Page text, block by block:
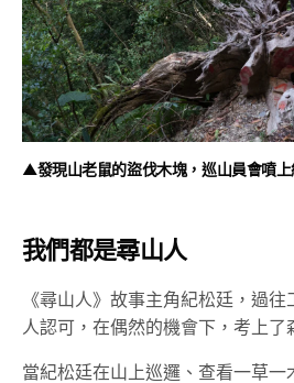
▲發現山老鼠的盜伐木塊，巡山員會噴上
我們都是尋山人
《尋山人》故事主角紀松廷，過
人認可，在偶然的機會下，考上了
當紀松廷在山上巡邏、查看一草一